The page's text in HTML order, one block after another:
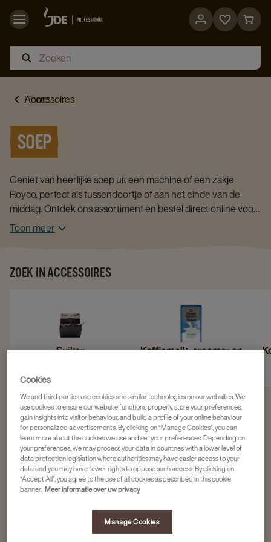
Go
page
Go
page
Home
Accessoires
SOEP
Geniet van heerlijke soep uit een machine of een zakje
Royco, perfect als tussendoortje of aan het einde van de
middag. Ontdek ons assortiment en bestel direct online voor
uw bedrijf.
Toon meer
ZOEK IN ACCESSOIRES
Suiker
Koffiemelk, creamer en
Filter 6 products
Navigate
Navigate
to
Crunchy
Suprême
Royco
ROYCO CRUNCHY SUPRÊME
8 x 20 stuks
Cookies
We and third parties use cookies and similar technologies on our websites. We
use cookies to ensure our website functions properly, store your preferences,
gain insights into visitor behaviour, and build a profile of your online behaviour
for personalized advertisements. By clicking on “Manage Cookies”, you can
learn more about the cookies we use and set your preferences. Depending on
your preferences, we may process your data in countries with a lower level of
data protection legislation where authorities may have easier access to your
data and you may have fewer rights to oppose such access. By clicking on
“Accept All”, you agree to the use of all cookies as described in this cookie
banner. Meer informatie over uw privacy
Manage Cookies